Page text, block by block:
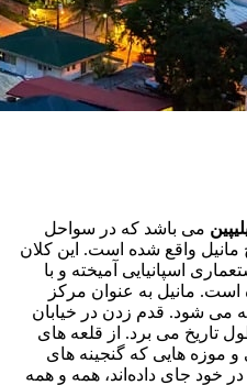
می باشد که در سواحل
مانیل واقع شده است. این کلان‌
اسپانیایی آمیخته و با
مانیل به عنوان مرکز
می ‌شود. قدم زدن در خیابان‌
تاریخ می ‌برد. از قلعه ‌های
و موزه‌ هایی که گنجینه ‌های
خود جای داده‌اند، همه و همه